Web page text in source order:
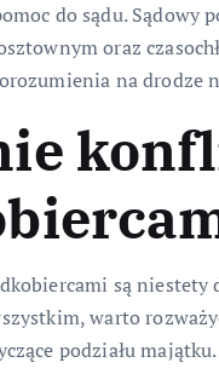
do sądu. Sądowy
oraz
na drodze
są niestety
warto
podziału